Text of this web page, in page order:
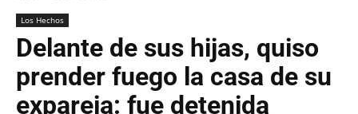
Los Hechos
Delante de sus hijas, quiso
prender fuego la casa de su
expareja: fue detenida